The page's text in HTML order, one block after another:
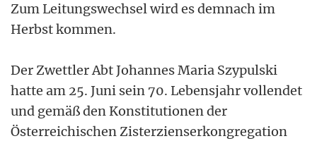
Zum Leitungswechsel wird es demnach im
Herbst kommen.
Der Zwettler Abt Johannes Maria Szypulski
hatte am 25. Juni sein 70. Lebensjahr vollendet
und gemäß den Konstitutionen der
Österreichischen Zisterzienserkongregation